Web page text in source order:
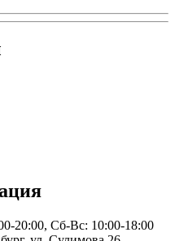
20:00, Сб-Вс: 10:00-18:00